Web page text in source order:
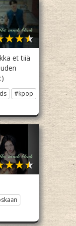
𝓂𝓂𝒽 𝒷𝓁𝒾𝓃𝓀
et tiiä
#kpop
𝓂𝓂𝒽 𝒷𝓁𝒾𝓃𝓀